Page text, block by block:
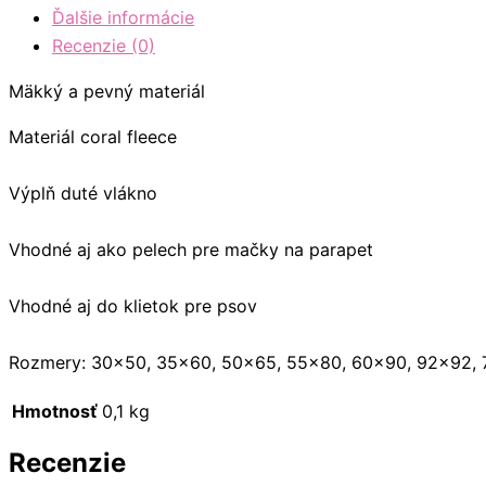
Ďalšie informácie
Recenzie (0)
Mäkký a pevný materiál
Materiál coral fleece
Výplň duté vlákno
Vhodné aj ako pelech pre mačky na parapet
Vhodné aj do klietok pre psov
Rozmery: 30×50, 35×60, 50×65, 55×80, 60×90, 92×92,
Hmotnosť 0,1 kg
Recenzie